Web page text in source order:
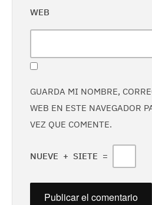
WEB
GUARDA MI NOMBRE,
WEB EN ESTE NAVEGADOR
VEZ QUE COMENTE.
NUEVE + SIETE =